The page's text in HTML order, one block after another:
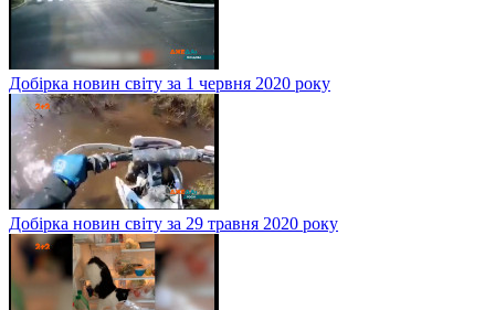
Добірка новин світу за 1 червня 2020 року
Добірка новин світу за 29 травня 2020 року